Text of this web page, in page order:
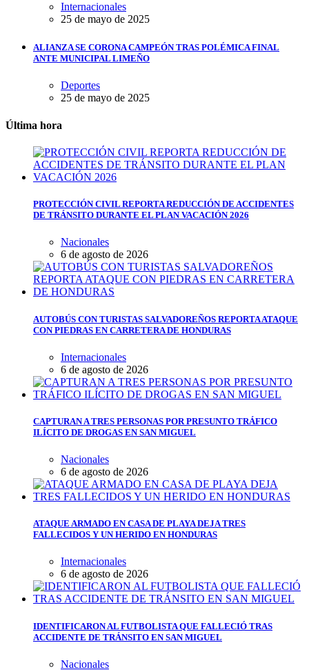
Internacionales
25 de mayo de 2025
ALIANZA SE CORONA CAMPEÓN TRAS POLÉMICA FINAL
ANTE MUNICIPAL LIMEÑO
Deportes
25 de mayo de 2025
Última hora
PROTECCIÓN CIVIL REPORTA REDUCCIÓN DE ACCIDENTES
DE TRÁNSITO DURANTE EL PLAN VACACIÓN 2026
Nacionales
6 de agosto de 2026
AUTOBÚS CON TURISTAS SALVADOREÑOS REPORTA ATAQUE
CON PIEDRAS EN CARRETERA DE HONDURAS
Internacionales
6 de agosto de 2026
CAPTURAN A TRES PERSONAS POR PRESUNTO TRÁFICO
ILÍCITO DE DROGAS EN SAN MIGUEL
Nacionales
6 de agosto de 2026
ATAQUE ARMADO EN CASA DE PLAYA DEJA TRES
FALLECIDOS Y UN HERIDO EN HONDURAS
Internacionales
6 de agosto de 2026
IDENTIFICARON AL FUTBOLISTA QUE FALLECIÓ TRAS
ACCIDENTE DE TRÁNSITO EN SAN MIGUEL
Nacionales